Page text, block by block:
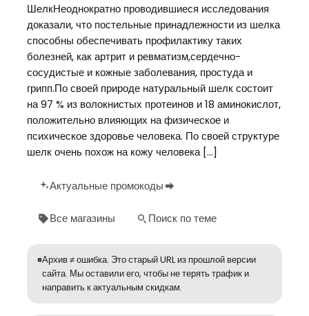
ШелкНеоднократно проводившиеся исследования
доказали, что постельные принадлежности из шелка
способны обеспечивать профилактику таких
болезней, как артрит и ревматизм,сердечно-
сосудистые и кожные заболевания, простуда и
грипп.По своей природе натуральный шелк состоит
на 97 % из волокнистых протеинов и 18 аминокислот,
положительно влияющих на физическое и
психическое здоровье человека. По своей структуре
шелк очень похож на кожу человека […]
Актуальные промокоды
Все магазины Поиск по теме
Архив ≠ ошибка. Это старый URL из прошлой версии
сайта. Мы оставили его, чтобы не терять трафик и
направить к актуальным скидкам.